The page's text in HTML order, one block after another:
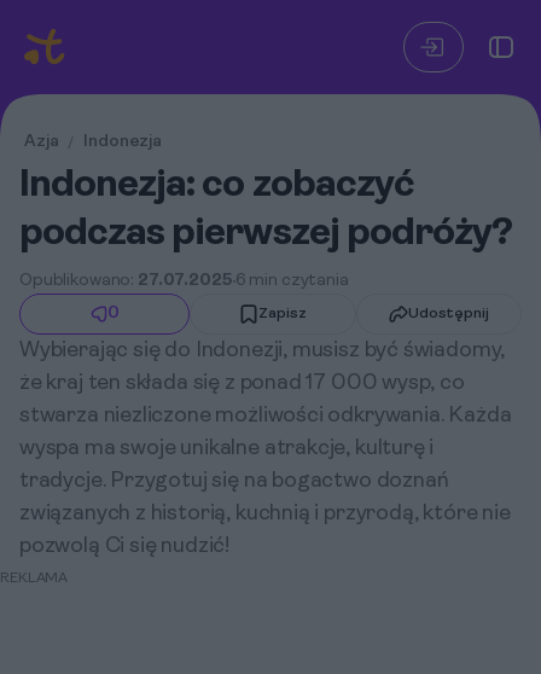
Azja / Indonezja
Indonezja: co zobaczyć
podczas pierwszej podróży?
Opublikowano: 27.07.20256 min czytania
0
Zapisz Udostępnij
Wybierając się do Indonezji, musisz być świadomy,
że kraj ten składa się z ponad 17 000 wysp, co
stwarza niezliczone możliwości odkrywania. Każda
wyspa ma swoje unikalne atrakcje, kulturę i
tradycje. Przygotuj się na bogactwo doznań
związanych z historią, kuchnią i przyrodą, które nie
pozwolą Ci się nudzić!
REKLAMA